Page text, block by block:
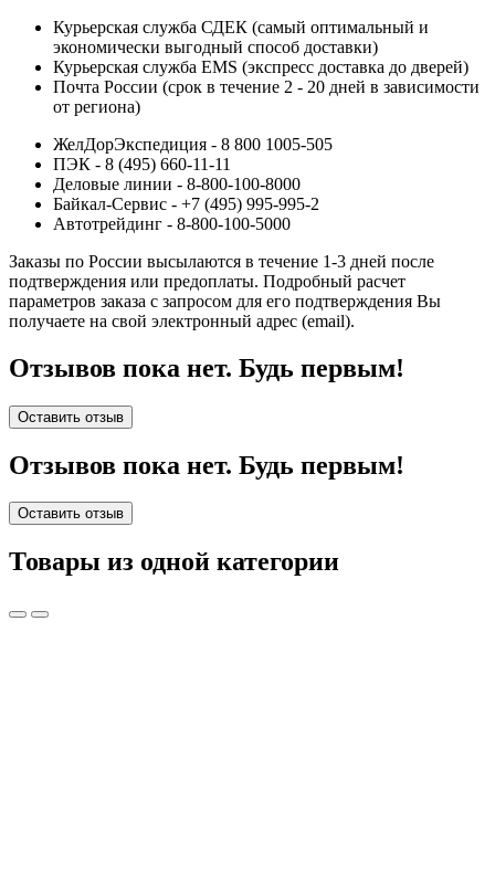
Курьерская служба СДЕК (самый оптимальный и
экономически выгодный способ доставки)
Курьерская служба EMS (экспресс доставка до дверей)
Почта России (срок в течение 2 - 20 дней в зависимости
от региона)
ЖелДорЭкспедиция - 8 800 1005-505
ПЭК - 8 (495) 660-11-11
Деловые линии - 8-800-100-8000
Байкал-Сервис - +7 (495) 995-995-2
Автотрейдинг - 8-800-100-5000
Заказы по России высылаются в течение 1-3 дней после
подтверждения или предоплаты. Подробный расчет
параметров заказа с запросом для его подтверждения Вы
получаете на свой электронный адрес (email).
Отзывов пока нет. Будь первым!
Оставить отзыв
Отзывов пока нет. Будь первым!
Оставить отзыв
Товары из одной категории